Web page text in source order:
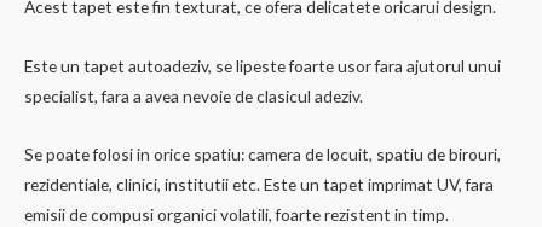
de
prețuri:
€70.19
până
la
Acest tapet este fin texturat, ce ofera delicatete oricarui design.
Este un tapet autoadeziv, se lipeste foarte usor fara ajutorul unui
specialist, fara a avea nevoie de clasicul adeziv.
Se poate folosi in orice spatiu: camera de locuit, spatiu de birouri,
rezidentiale, clinici, institutii etc. Este un tapet imprimat UV, fara
emisii de compusi organici volatili, foarte rezistent in timp.